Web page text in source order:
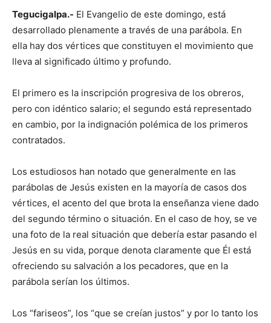
Tegucigalpa.- El Evangelio de este domingo, está
desarrollado plenamente a través de una parábola. En
ella hay dos vértices que constituyen el movimiento que
lleva al significado último y profundo.
El primero es la inscripción progresiva de los obreros,
pero con idéntico salario; el segundo está representado
en cambio, por la indignación polémica de los primeros
contratados.
Los estudiosos han notado que generalmente en las
parábolas de Jesús existen en la mayoría de casos dos
vértices, el acento del que brota la enseñanza viene dado
del segundo término o situación. En el caso de hoy, se ve
una foto de la real situación que debería estar pasando el
Jesús en su vida, porque denota claramente que Él está
ofreciendo su salvación a los pecadores, que en la
parábola serían los últimos.
Los “fariseos”, los “que se creían justos” y por lo tanto los